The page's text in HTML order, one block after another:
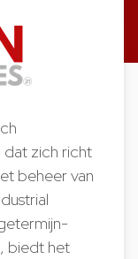
zich richt
beheer van
biedt het